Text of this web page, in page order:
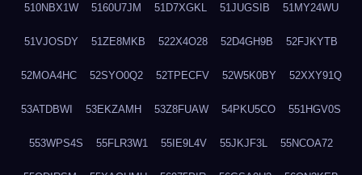
510NBX1W 5160U7JM 51D7XGKL 51JUGSIB 51MY24WU
51VJOSDY 51ZE8MKB 522X4O28 52D4GH9B 52FJKYTB
52MOA4HC 52SYO0Q2 52TPECFV 52W5K0BY 52XXY91Q
53ATDBWI 53EKZAMH 53Z8FUAW 54PKU5CO 551HGV0S
553WPS4S 55FLR3W1 55IE9L4V 55JKJF3L 55NCOA72